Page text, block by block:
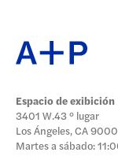
Espacio de exibición
3401 W.43 ° lugar
Los Ángeles, CA
Martes a sábado: